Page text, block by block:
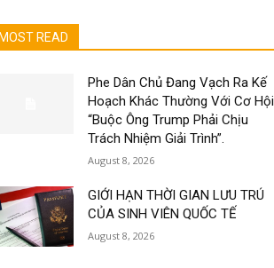
MOST READ
Phe Dân Chủ Đang Vạch Ra Kế
Hoạch Khác Thường Với Cơ Hội
“Buộc Ông Trump Phải Chịu
Trách Nhiệm Giải Trình”.
August 8, 2026
GIỚI HẠN THỜI GIAN LƯU TRÚ
CỦA SINH VIÊN QUỐC TẾ
August 8, 2026